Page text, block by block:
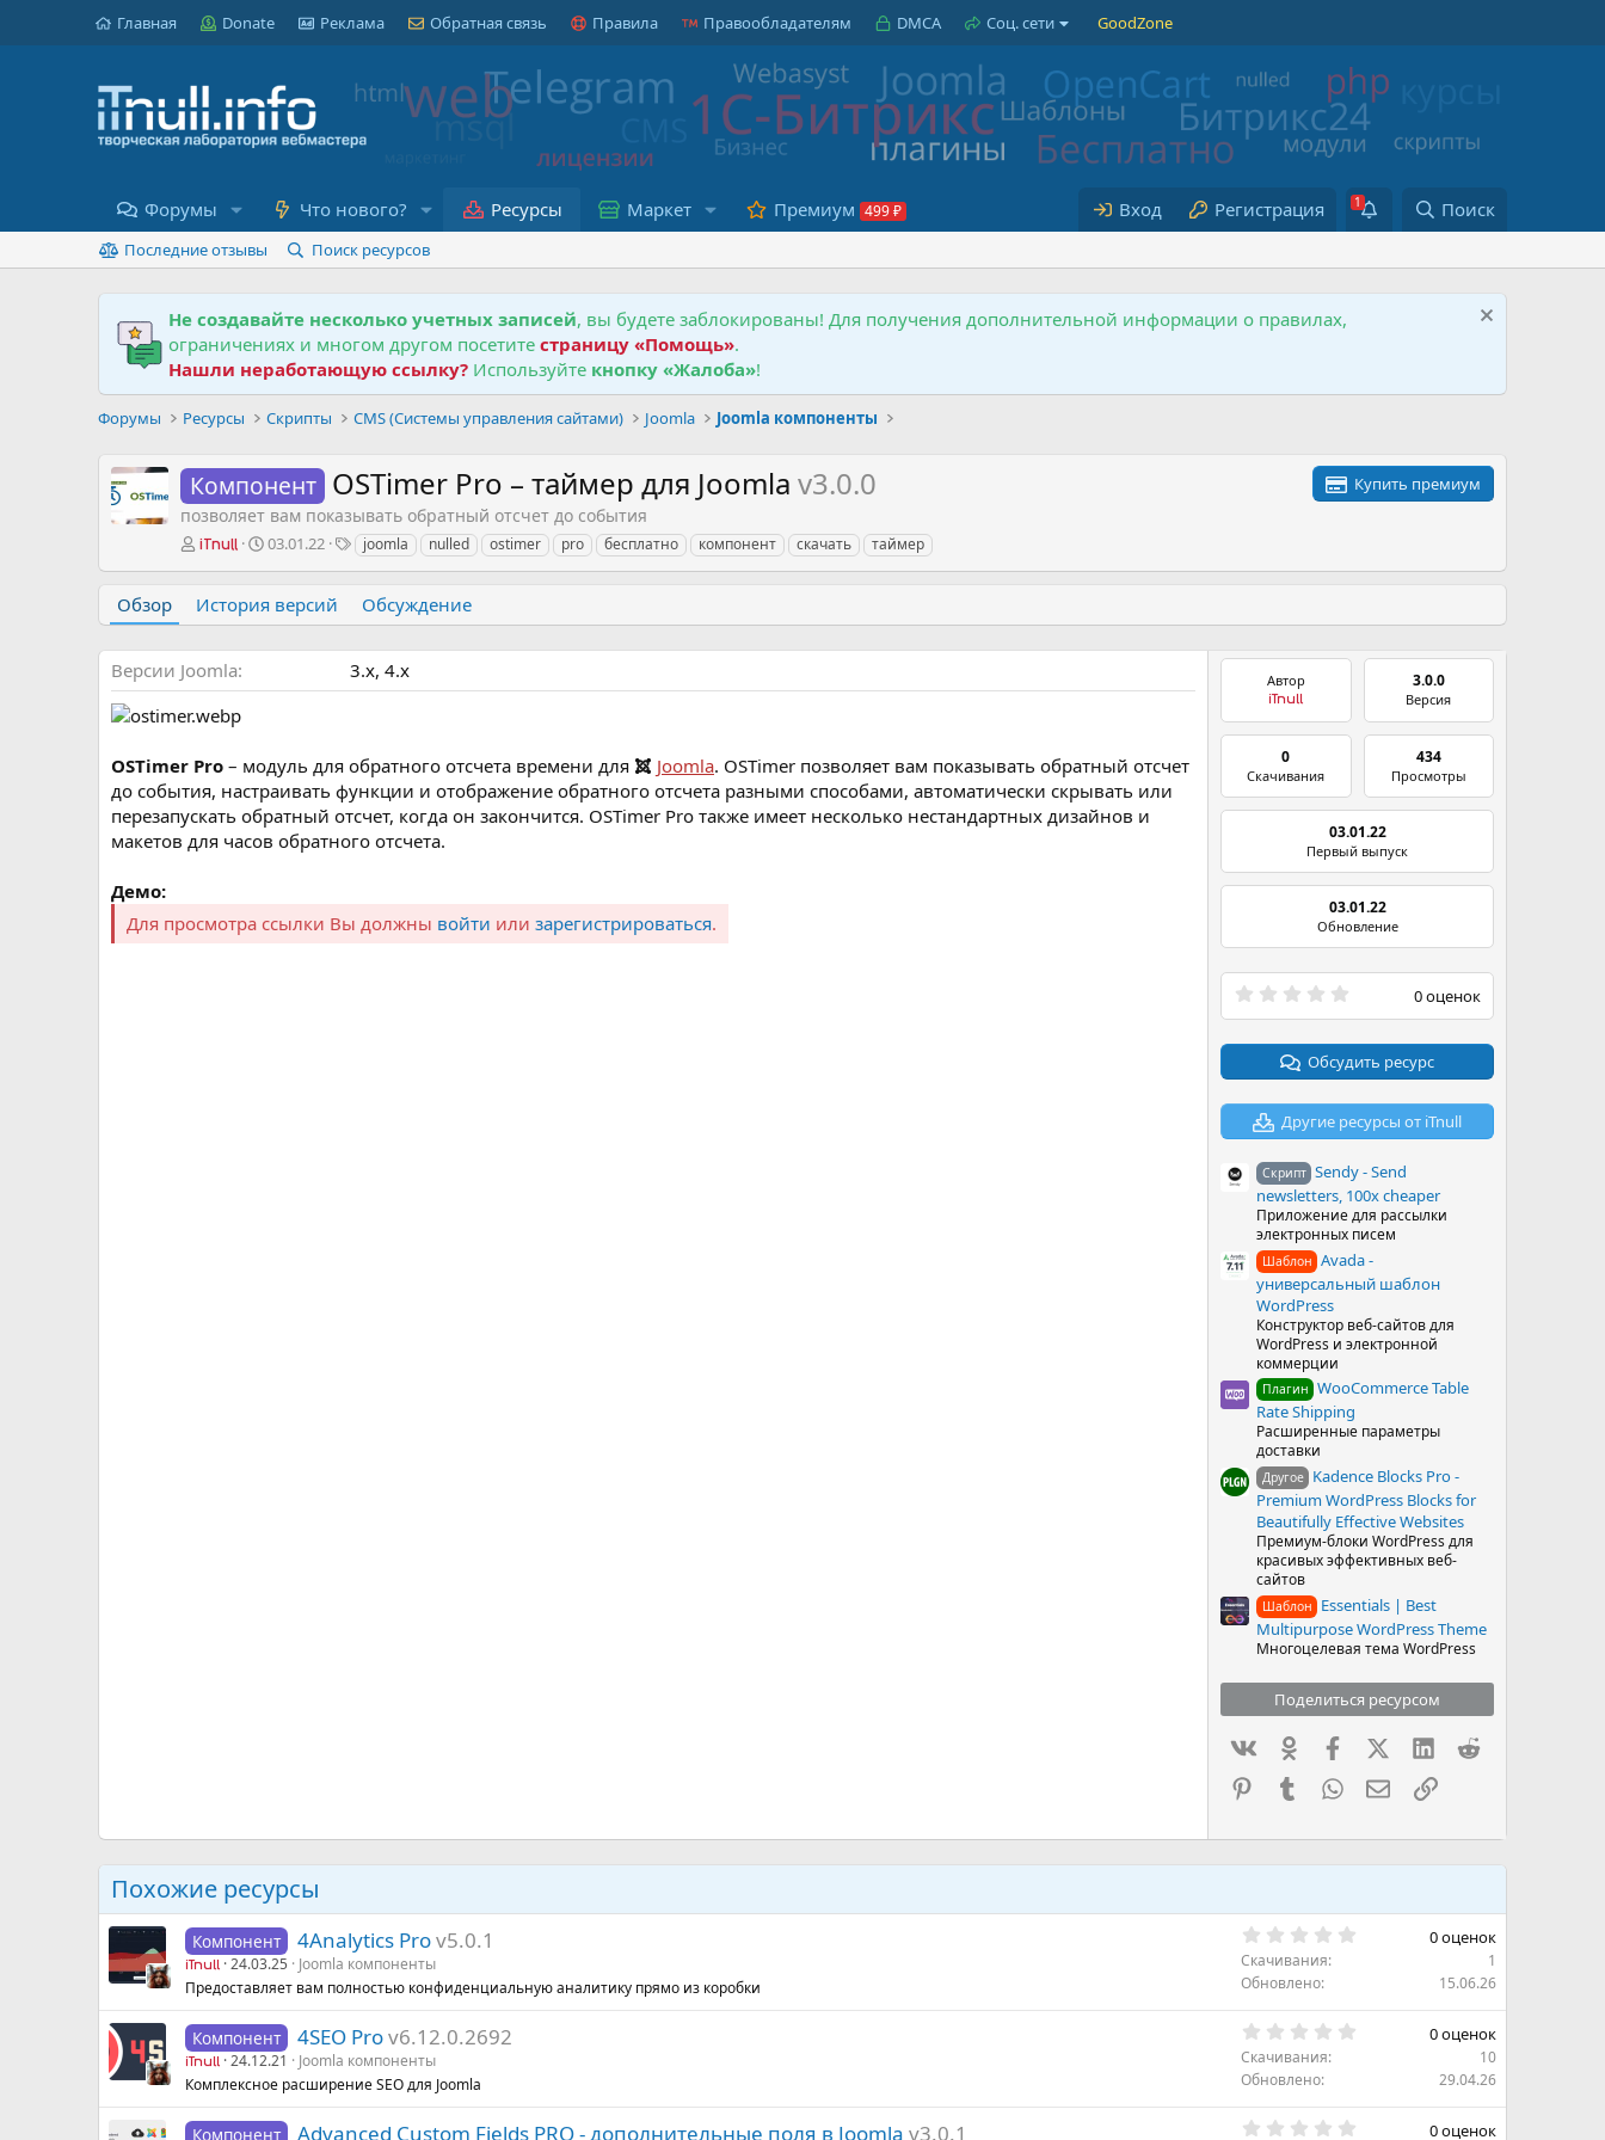
Главная Donate Реклама Обратная связь Правила Правообладателям DMCA Соц. сети GoodZone
Форумы Что нового? Ресурсы Маркет Премиум Вход Регистрация Поиск
Последние отзывы Поиск ресурсов
Не создавайте несколько учетных записей, вы будете заблокированы! Для получения дополнительной информации о правилах,
ограничениях и многом другом посетите страницу «Помощь».
Нашли неработающую ссылку?Используйте кнопку «Жалоба»!
Форумы Ресурсы Скрипты CMS (Системы управления сайтами) Joomla Joomla компоненты
Компонент OSTimer Pro – таймер для Joomlav3.0.0 Купить премиум
позволяет вам показывать обратный отсчет до события
А
о
р
iTnull
Д
а
с
о
д
я
03.01.22
Т joomla nulled ostimer pro бесплатно компонент скачать таймер
Обзор История версий Обсуждение
Версии Joomla 3.х 4.x
OSTimer Pro – модуль для обратного отсчета времени для Joomla. OSTimer позволяет вам показывать обратный отсчет
до события, настраивать функции и отображение обратного отсчета разными способами, автоматически скрывать или
перезапускать обратный отсчет, когда он закончится. OSTimer Pro также имеет несколько нестандартных дизайнов и
макетов для часов обратного отсчета.
Демо:
Для просмотра ссылки Вы должны войти или зарегистрироваться.
Автор
iTnull
3.0.0
Версия
0
Скачивания
434
Просмотры
03.01.22
Первый выпуск
03.01.22
Обновление
0
0
з
в
з
д
0 оценок
Обсудить ресурс
Другие ресурсы от iTnull
Скрипт Sendy - Send
newsletters, 100x cheaper
Приложение для рассылки
электронных писем
Шаблон Avada -
универсальный шаблон
WordPress
Конструктор веб-сайтов для
WordPress и электронной
коммерции
Плагин WooCommerce Table
Rate Shipping
Расширенные параметры
доставки
Другое Kadence Blocks Pro -
Premium WordPress Blocks for
Beautifully Effective Websites
Премиум-блоки WordPress для
красивых эффективных веб-
сайтов
Шаблон
Essentials | Best
Multipurpose WordPress Theme
Многоцелевая тема WordPress
Поделиться ресурсом
ВконтактеОдноклассники
FacebookX (Twitter)
LinkedIn
PinterestTumblrWhatsAppЭлектронная почта
Ссылка
Похожие ресурсы
Компонент 4Analytics Prov5.0.1
iTnull 24.03.25
Joomla компоненты
Предоставляет вам полностью конфиденциальную аналитику прямо из коробки
в
0 оценок
Скачивания
1
Обновлено
15.06.26
Компонент 4SEO Prov6.12.0.2692
iTnull 24.12.21
Joomla компоненты
Комплексное расширение SEO для Joomla
в
0 оценок
Скачивания
10
Обновлено
29.04.26
Компонент Advanced Custom Fields PRO - дополнительные поля в Joomla v3.0.1 0 оценок